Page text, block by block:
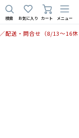
検索 お気に入り カート メニュー
配送・問合せ（8/13〜16休